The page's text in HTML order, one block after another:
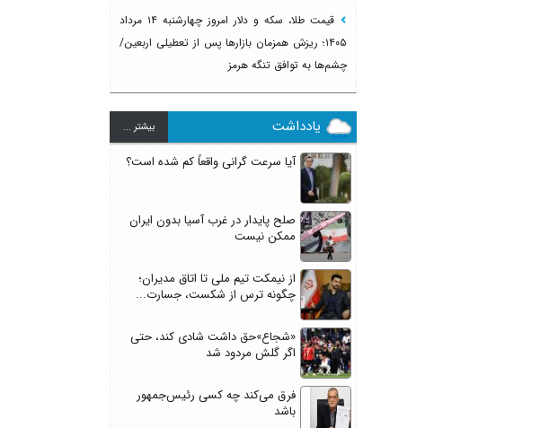
قیمت طلا، سکه و دلار امروز چهارشنبه ۱۴ مرداد
۱۴۰۵؛ ریزش همزمان بازارها پس از تعطیلی اربعین/
چشم‌ها به توافق تنگه هرمز
یادداشت بيشتر ...
آیا سرعت گرانی واقعاً کم شده است؟
صلح پایدار در غرب آسیا بدون ایران
ممکن نیست
از نیمکت تیم ملی تا اتاق مدیران؛
چگونه ترس از شکست، جسارت...
«شجاع»حق داشت شادی کند، حتی
اگر گلش مردود شد
فرق می‌کند چه کسی رئیس‌جمهور
باشد